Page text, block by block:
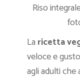
Riso
La ricetta
veloce e
agli adulti che